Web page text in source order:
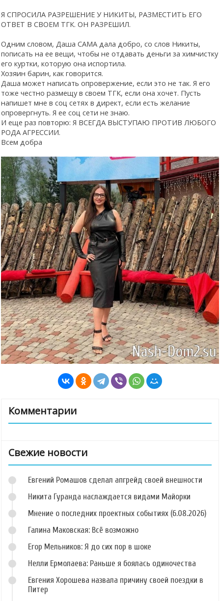
Я СПРОСИЛА РАЗРЕШЕНИЕ У НИКИТЫ, РАЗМЕСТИТЬ ЕГО
ОТВЕТ В СВОЕМ ТГК. ОН РАЗРЕШИЛ.
Одним словом, Даша САМА дала добро, со слов Никиты,
пописать на ее вещи, чтобы не отдавать деньги за химчистку
его куртки, которую она испортила.
Хозяин барин, как говорится.
Даша может написать опровержение, если это не так. Я его
тоже честно размещу в своем ТГК, если она хочет. Пусть
напишет мне в соц сетях в директ, если есть желание
опровергнуть. Я ее соц сети не знаю.
И еще раз повторю: Я ВСЕГДА ВЫСТУПАЮ ПРОТИВ ЛЮБОГО
РОДА АГРЕССИИ.
Всем добра
Комментарии
Свежие новости
Евгений Ромашов сделал апгрейд своей внешности
Никита Гуранда наслаждается видами Майорки
Мнение о последних проектных событиях (6.08.2026)
Галина Маковская: Всё возможно
Егор Мельников: Я до сих пор в шоке
Нелли Ермолаева: Раньше я боялась одиночества
Евгения Хорошева назвала причину своей поездки в
Питер